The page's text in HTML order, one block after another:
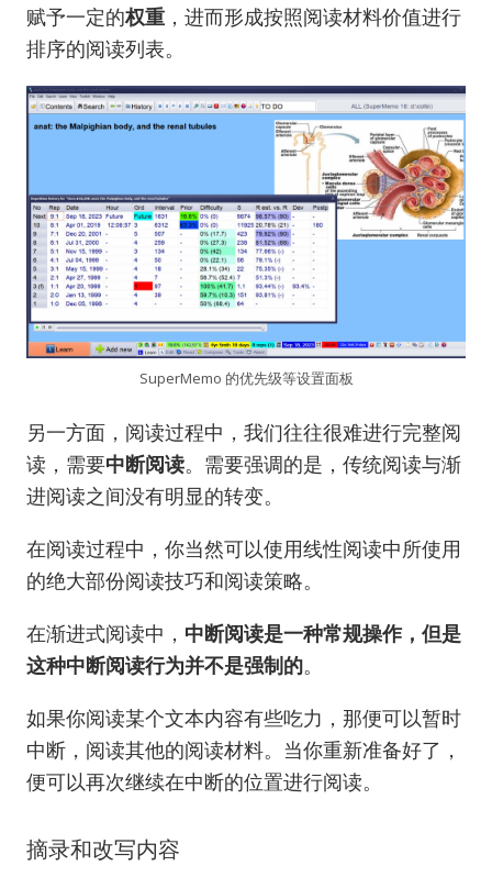
赋予一定的权重 ，进而形成按照阅读材料价值进行
排序的阅读列表。
SuperMemo 的优先级等设置面板
另一方面，阅读过程中，我们往往很难进行完整阅
读，需要中断阅读。需要强调的是，传统阅读与渐
进阅读之间没有明显的转变。
在阅读过程中，你当然可以使用线性阅读中所使用
的绝大部份阅读技巧和阅读策略。
在渐进式阅读中， 中断阅读是一种常规操作，但是
这种中断阅读行为并不是强制的。
如果你阅读某个文本内容有些吃力，那便可以暂时
中断，阅读其他的阅读材料。当你重新准备好了，
便可以再次继续在中断的位置进行阅读。
摘录和改写内容